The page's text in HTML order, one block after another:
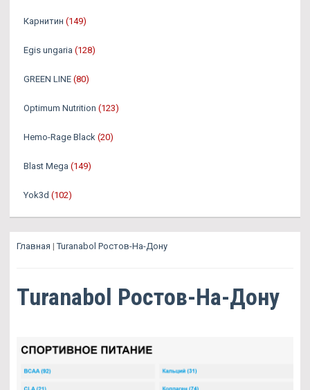
Карнитин (149)
Egis ungaria (128)
GREEN LINE (80)
Optimum Nutrition (123)
Hemo-Rage Black (20)
Blast Mega (149)
Yok3d (102)
Главная |Turanabol Ростов-На-Дону
Turanabol Ростов-На-Дону